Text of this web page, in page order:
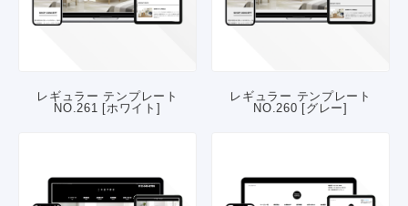
レギュラー テンプレート
NO.261 [ホワイト]
レギュラー テンプレート
NO.260 [グレー]